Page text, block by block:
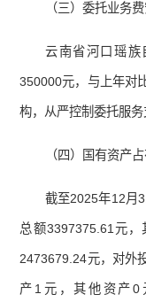
（三）委托业务
云南省河口瑶族
350000元，与上年对
构，从严控制委托服务
（四）国有资产
截至2025年12月
总额3397375.61元
2473679.24元，对外
产1元，其他资产0